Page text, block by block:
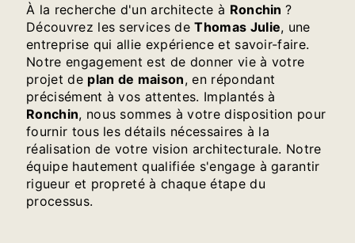
À la recherche d'un architecte à Ronchin?
Découvrez les services deThomas Julie, une
entreprise qui allie expérience et savoir-faire.
Notre engagement est de donner vie à votre
projet de plan de maison, en répondant
précisément à vos attentes. Implantés à
Ronchin, nous sommes à votre disposition pour
fournir tous les détails nécessaires à la
réalisation de votre vision architecturale. Notre
équipe hautement qualifiée s'engage à garantir
rigueur et propreté à chaque étape du
processus.